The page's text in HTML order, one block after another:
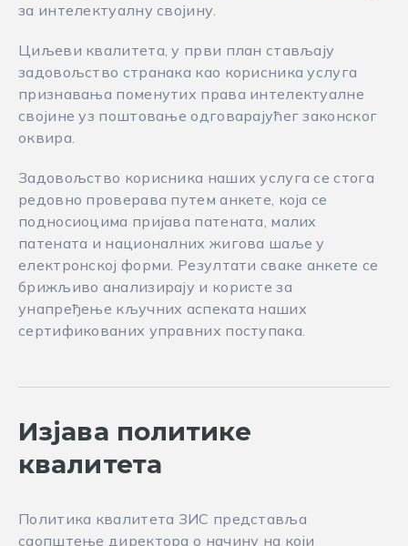
за интелектуалну својину.
Циљеви квалитета, у први план стављају
задовољство странака као корисника услуга
признавања поменутих права интелектуалне
својине уз поштовање одговарајућег законског
оквира.
Задовољство корисника наших услуга се стога
редовно проверава путем анкете, која се
подносиоцима пријава патената, малих
патената и националних жигова шаље у
електронској форми. Резултати сваке анкете се
брижљиво анализирају и користе за
унапређење кључних аспеката наших
сертификованих управних поступака.
Изјава политике
квалитета
Политика квалитета ЗИС представља
саопштење директора о начину на који